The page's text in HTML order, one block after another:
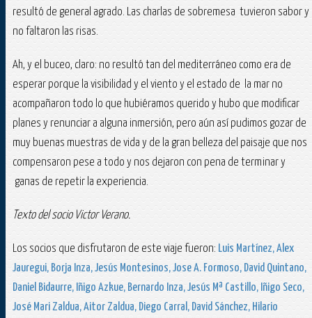
resultó de general agrado. Las charlas de sobremesa tuvieron sabor y
no faltaron las risas.
Ah, y el buceo, claro: no resultó tan del mediterráneo como era de
esperar porque la visibilidad y el viento y el estado de la mar no
acompañaron todo lo que hubiéramos querido y hubo que modificar
planes y renunciar a alguna inmersión, pero aún así pudimos gozar de
muy buenas muestras de vida y de la gran belleza del paisaje que nos
compensaron pese a todo y nos dejaron con pena de terminar y
ganas de repetir la experiencia.
Texto del socio Victor Verano.
Los socios que disfrutaron de este viaje fueron: Luis Martínez, Alex
Jauregui, Borja Inza, Jesús Montesinos, Jose A. Formoso, David Quintano,
Daniel Bidaurre, Iñigo Azkue, Bernardo Inza, Jesús Mª Castillo, Iñigo Seco,
José Mari Zaldua, Aitor Zaldua, Diego Carral, David Sánchez, Hilario